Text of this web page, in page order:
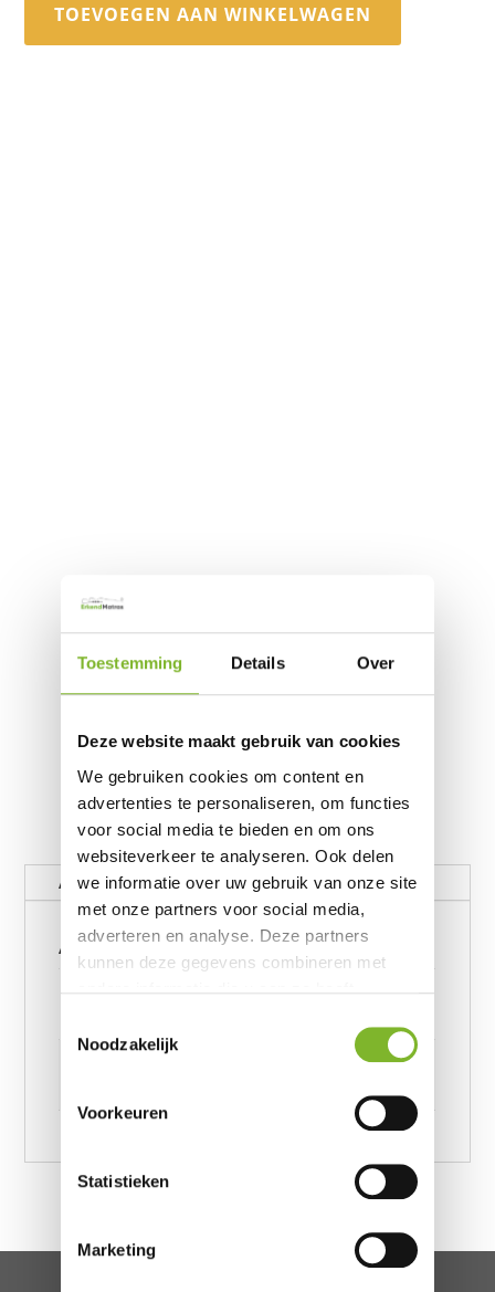
Toestemming Details Over
Deze website maakt gebruik van cookies
We gebruiken cookies om content en
advertenties te personaliseren, om functies
voor social media te bieden en om ons
websiteverkeer te analyseren. Ook delen
we informatie over uw gebruik van onze site
met onze partners voor social media,
adverteren en analyse. Deze partners
kunnen deze gegevens combineren met
basis van uw gebruik van hun services.
Noodzakelijk
Voorkeuren
Statistieken
Marketing
TOEVOEGEN AAN WINKELWAGEN
Aanvullende informatie
Aanvullende informatie